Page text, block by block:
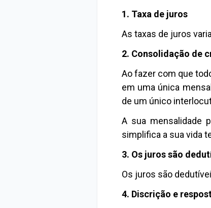
1. Taxa de juros
As taxas de juros
2. Consolidação de
Ao fazer com que
em uma única
de um único
A sua mensalidade
simplifica a sua vida
3. Os juros são
Os juros são
4. Discrição e